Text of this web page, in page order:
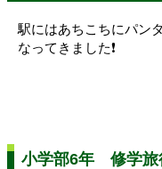
駅にはあちこちにパン
なってきました❗
小学部6年 修学